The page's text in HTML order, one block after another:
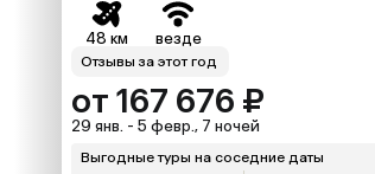
48 км везде
Отзывы за этот год
от 167 676 ₽
29 янв. - 5 февр., 7 ночей
Выгодные туры на соседние даты